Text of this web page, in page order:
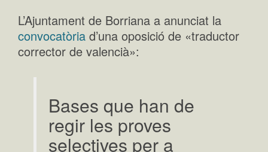
L’Ajuntament de Borriana a anunciat la
convocatòria d’una oposició de «traductor
corrector de valencià»:
Bases que han de
regir les proves
selectives per a